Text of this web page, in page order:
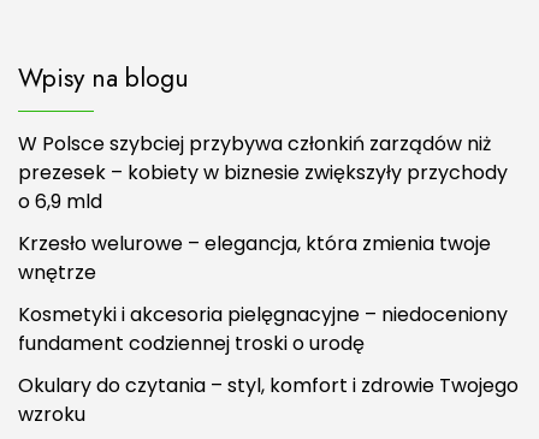
Wpisy na blogu
W Polsce szybciej przybywa członkiń zarządów niż
prezesek – kobiety w biznesie zwiększyły przychody
o 6,9 mld
Krzesło welurowe – elegancja, która zmienia twoje
wnętrze
Kosmetyki i akcesoria pielęgnacyjne – niedoceniony
fundament codziennej troski o urodę
Okulary do czytania – styl, komfort i zdrowie Twojego
wzroku